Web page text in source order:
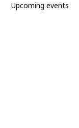
Upcoming events